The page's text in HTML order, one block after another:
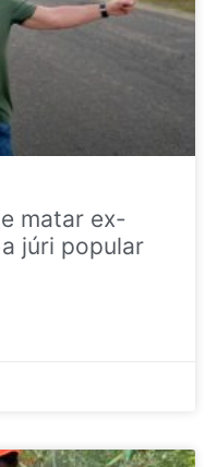
matar ex-
júri popular